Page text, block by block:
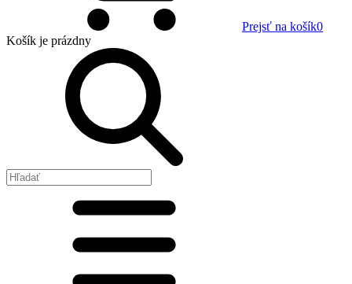
Prejsť na košík0
Košík je prázdny